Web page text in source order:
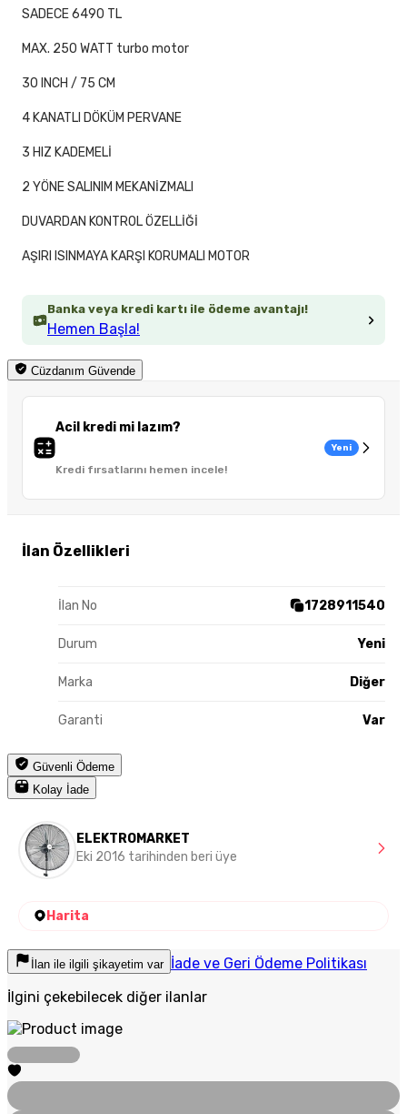
Banka veya kredi kartı ile ödeme avantajı!
Hemen Başla!
Cüzdanım Güvende
Acil kredi mi lazım?
Kredi fırsatlarını hemen incele!
Yeni
İlan Özellikleri
İlan No 1728911540
Durum Yeni
Marka Diğer
Garanti Var
Güvenli Ödeme
Kolay İade
SADECE 6490 TL
MAX. 250 WATT turbo motor
30 INCH / 75 CM
4 KANATLI DÖKÜM PERVANE
3 HIZ KADEMELİ
2 YÖNE SALINIM MEKANİZMALI
DUVARDAN KONTROL ÖZELLİĞİ
AŞIRI ISINMAYA KARŞI KORUMALI MOTOR
ELEKTROMARKET
Eki 2016 tarihinden beri üye
Harita
İlan ile ilgili şikayetim var İade ve Geri Ödeme Politikası
İlgini çekebilecek diğer ilanlar